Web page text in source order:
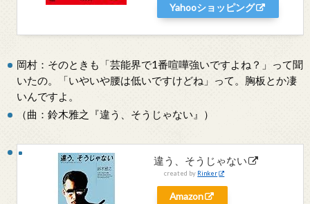
Yahooショッピング
岡村：そのときも「芸能界で1番喧嘩強いですよね？」って聞
いたの。「いやいや腰は低いですけどね」って。胸板とか凄
いんですよ。
（曲：鈴木雅之『違う、そうじゃない』）
違う、そうじゃない
created by Rinker
Amazon